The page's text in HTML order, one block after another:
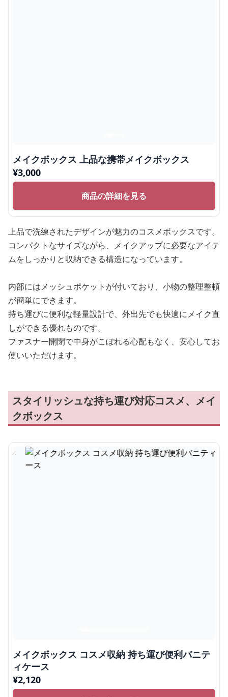
メイクボックス 上品な携帯メイクボックス
¥3,000
商品の詳細を見る
上品で洗練されたデザインが魅力のコスメボックスです。
コンパクトなサイズながら、メイクアップに必要なアイテ
ムをしっかりと収納できる構造になっています。
内部にはメッシュポケットが付いており、小物の整理整頓
が簡単にできます。
持ち運びに便利な軽量設計で、外出先でも快適にメイク直
しができる優れものです。
ファスナー開閉で中身がこぼれる心配もなく、安心してお
使いいただけます。
スタイリッシュな持ち運び対応コスメ、メイ
クボックス
メイクボックス コスメ収納 持ち運び便利バニテ
ィケース
¥2,120